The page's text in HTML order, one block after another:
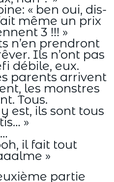
« ben oui, dis-
même un prix
3 !!! »
n’en prendront
Ils n’ont pas
débile, eux.
parents arrivent
les monstres
Tous.
est, ils sont tous
»
…
il fait tout
»
partie